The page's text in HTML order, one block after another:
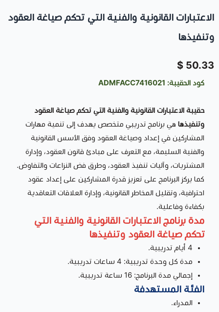
الاعتبارات القانونية والفنية التي تحكم صياغة العقود
وتنفيذها
50.33 $
كود الحقيبة: ADMFACC7416021
حقيبة الاعتبارات القانونية والفنية التي تحكم صياغة العقود
وتنفيذها هي برنامج تدريبي متخصص يهدف إلى تنمية مهارات
المشاركين في إعداد وصياغة العقود وفق الأسس القانونية
والفنية السليمة، مع التعرف على مبادئ قانون العقود، وإدارة
المشتريات، وآليات تنفيذ العقود، وطرق فض النزاعات والتفاوض.
كما يركز البرنامج على تعزيز قدرة المشاركين على إعداد عقود
احترافية، وتقليل المخاطر القانونية، وإدارة العلاقات التعاقدية
بكفاءة وفاعلية.
مدة برنامج الاعتبارات القانونية والفنية التي
تحكم صياغة العقود وتنفيذها
4 أيام تدريبية.
مدة كل وحدة تدريبية: 4 ساعات تدريبية.
إجمالي مدة البرنامج: 16 ساعة تدريبية.
الفئة المستهدفة
المدراء.